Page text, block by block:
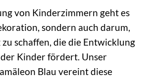
von Kinderzimmern geht es
sondern auch darum,
schaffen, die die Entwicklung
Kinder fördert. Unser
Blau vereint diese